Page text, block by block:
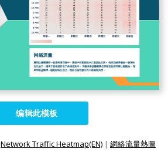
编辑此模板
Network Traffic Heatmap(EN) | 網絡流量熱圖